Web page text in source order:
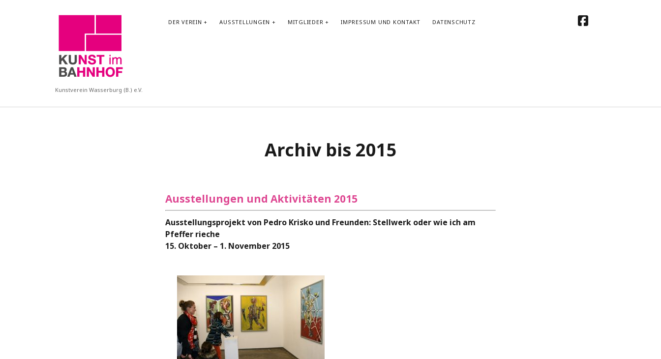
KUBA
Kunstverein Wasserburg (B.) e.V.
DER VEREIN AUSSTELLUNGEN MITGLIEDER IMPRESSUM UND KONTAKT DATENSCHUTZ facebook
Archiv bis 2015
Ausstellungen und Aktivitäten 2015
Ausstellungspro­jekt von Pedro Krisko und Freunden: Stellwerk oder wie ich am
Pfeffer rieche
15. Oktober – 1. November 2015